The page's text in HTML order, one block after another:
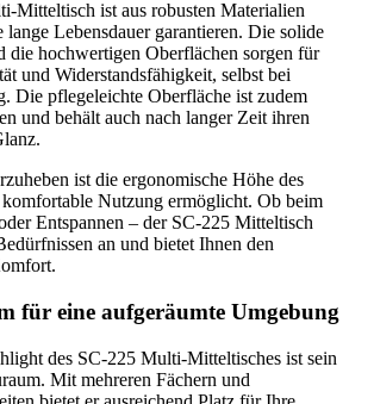
Mitteltisch ist aus robusten Materialien
lange Lebensdauer garantieren. Die solide
die hochwertigen Oberflächen sorgen für
und Widerstandsfähigkeit, selbst bei
Die pflegeleichte Oberfläche ist zudem
und behält auch nach langer Zeit ihren
ist die ergonomische Höhe des
komfortable Nutzung ermöglicht. Ob beim
Entspannen – der SC-225 Mitteltisch
an und bietet Ihnen den
für eine aufgeräumte Umgebung
des SC-225 Multi-Mitteltisches ist sein
Mit mehreren Fächern und